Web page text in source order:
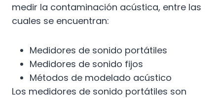
medir la contaminación acústica, entre las
cuales se encuentran:
Medidores de sonido portátiles
Medidores de sonido fijos
Métodos de modelado acústico
Los medidores de sonido portátiles son